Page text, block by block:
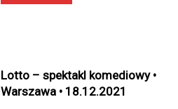
Lotto – spektakl komediowy •
Warszawa • 18.12.2021